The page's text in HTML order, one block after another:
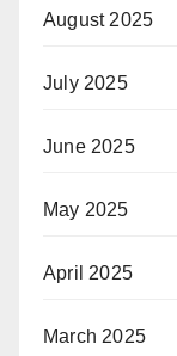
August 2025
July 2025
June 2025
May 2025
April 2025
March 2025